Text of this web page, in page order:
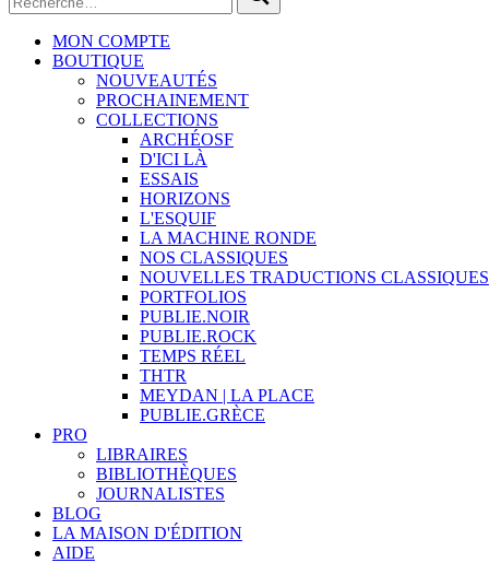
MON COMPTE
BOUTIQUE
NOUVEAUTÉS
PROCHAINEMENT
COLLECTIONS
ARCHÉOSF
D'ICI LÀ
ESSAIS
HORIZONS
L'ESQUIF
LA MACHINE RONDE
NOS CLASSIQUES
NOUVELLES TRADUCTIONS CLASSIQUES
PORTFOLIOS
PUBLIE.NOIR
PUBLIE.ROCK
TEMPS RÉEL
THTR
MEYDAN | LA PLACE
PUBLIE.GRÈCE
PRO
LIBRAIRES
BIBLIOTHÈQUES
JOURNALISTES
BLOG
LA MAISON D'ÉDITION
AIDE